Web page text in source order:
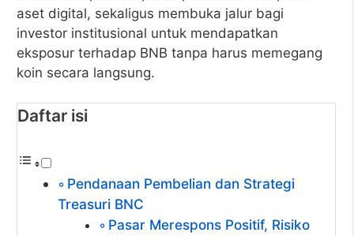
aset digital, sekaligus membuka jalur bagi
investor institusional untuk mendapatkan
eksposur terhadap BNB tanpa harus memegang
koin secara langsung.
Daftar isi
Pendanaan Pembelian dan Strategi
Treasuri BNC
Pasar Merespons Positif, Risiko